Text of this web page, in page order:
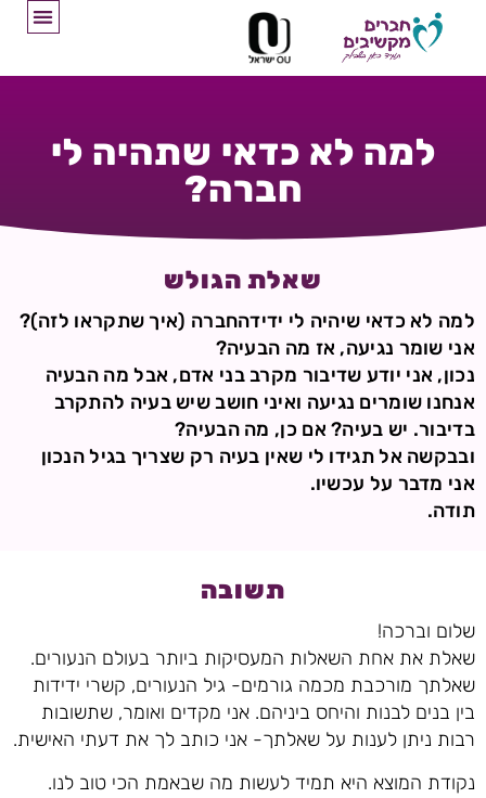
למה לא כדאי שתהיה לי
חברה?
שאלת הגולש
למה לא כדאי שיהיה לי ידידהחברה (איך שתקראו לזה)?
אני שומר נגיעה, אז מה הבעיה?
נכון, אני יודע שדיבור מקרב בני אדם, אבל מה הבעיה
אנחנו שומרים נגיעה ואיני חושב שיש בעיה להתקרב
בדיבור. יש בעיה? אם כן, מה הבעיה?
ובבקשה אל תגידו לי שאין בעיה רק שצריך בגיל הנכון
אני מדבר על עכשיו.
תודה.
תשובה
שלום וברכה!
שאלת את אחת השאלות המעסיקות ביותר בעולם הנעורים.
שאלתך מורכבת מכמה גורמים- גיל הנעורים, קשרי ידידות
בין בנים לבנות והיחס ביניהם. אני מקדים ואומר, שתשובות
רבות ניתן לענות על שאלתך- אני כותב לך את דעתי האישית.
נקודת המוצא היא תמיד לעשות מה שבאמת הכי טוב לנו.